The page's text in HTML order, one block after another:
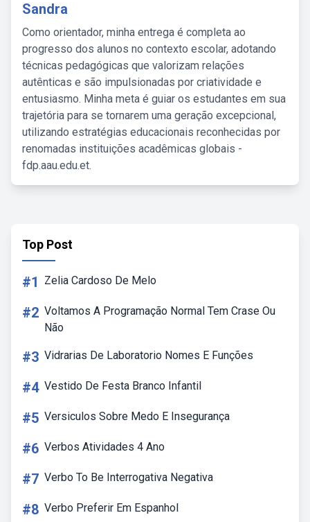
Sandra
Como orientador, minha entrega é completa ao
progresso dos alunos no contexto escolar, adotando
técnicas pedagógicas que valorizam relações
autênticas e são impulsionadas por criatividade e
entusiasmo. Minha meta é guiar os estudantes em sua
trajetória para se tornarem uma geração excepcional,
utilizando estratégias educacionais reconhecidas por
renomadas instituições acadêmicas globais -
fdp.aau.edu.et.
Top Post
#1 Zelia Cardoso De Melo
#2 Voltamos A Programação Normal Tem Crase Ou
Não
#3 Vidrarias De Laboratorio Nomes E Funções
#4 Vestido De Festa Branco Infantil
#5 Versiculos Sobre Medo E Insegurança
#6 Verbos Atividades 4 Ano
#7 Verbo To Be Interrogativa Negativa
#8 Verbo Preferir Em Espanhol